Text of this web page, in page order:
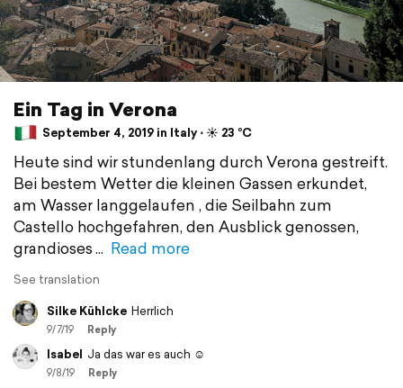
Ein Tag in Verona
September 4, 2019 in Italy ⋅ ☀️ 23 °C
Heute sind wir stundenlang durch Verona gestreift.
Bei bestem Wetter die kleinen Gassen erkundet,
am Wasser langgelaufen , die Seilbahn zum
Castello hochgefahren, den Ausblick genossen,
grandioses
Read more
See translation
Silke Kühlcke Herrlich
9/7/19 Reply
Isabel Ja das war es auch ☺️
9/8/19 Reply